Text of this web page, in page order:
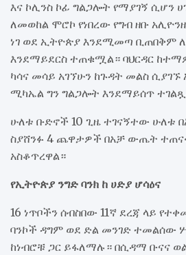
እና ኮሊንስ ኮፊ ግልጋሎት የማያገኝ ሲሆን
ለመወከል ሞሮኮ የነበረው የግብ ዘቡ
ነገ ወደ ኢትዮጵያ እንደሚመጣ ቢጠበቅም
እንደማይደርስ ተጠቁሟል። ባህርዳር
ካሳና መሳይ አገኘሁን ከጉዳት መልስ
ሚካኤል ግን ግልጋሎት እንደማይሰጥ
ሁለቱ ቡድኖች 10 ጊዜ ተገናኝተው ሁለቱ
ስያሸንፉ 4 ጨዋታዎች በአቻ ውጤት
አስቆጥረዋል።
የኢትዮጵያ ንግድ ባንክ ከ ሀድያ ሆሳዕና
16 ነጥቦችን ሰብስበው 11ኛ ደረጃ ላይ
ባንኮች ዳግም ወደ ድል መንገድ ተመልሰው
ከነብሮቹ ጋር ይፋለማሉ። በሲዳማ ቡናና